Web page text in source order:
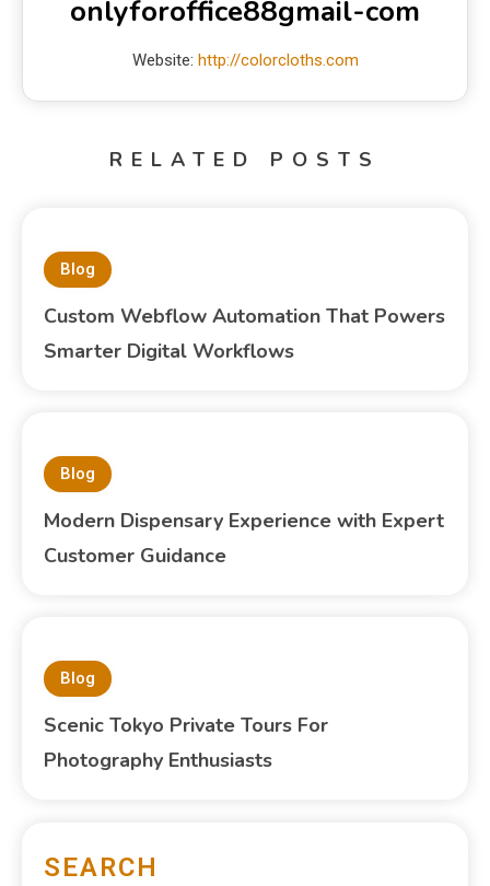
onlyforoffice88gmail-com
Website: http://colorcloths.com
RELATED POSTS
Blog
Custom Webflow Automation That Powers
Smarter Digital Workflows
Blog
Modern Dispensary Experience with Expert
Customer Guidance
Blog
Scenic Tokyo Private Tours For
Photography Enthusiasts
SEARCH